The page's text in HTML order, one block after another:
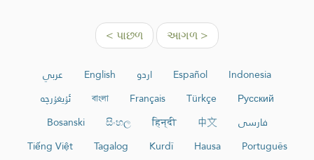
< પાછળ આગળ >
عربي English اردو Español
Indonesia
ئۇيغۇرچە
বাংলা Français Türkçe
Русский
Bosanski
සිංහල हिन्दी 中文
فارسی
Tiếng Việt
Tagalog Kurdî Hausa
Português